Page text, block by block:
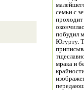
семьи с
побудил
Югурту.
мрака и